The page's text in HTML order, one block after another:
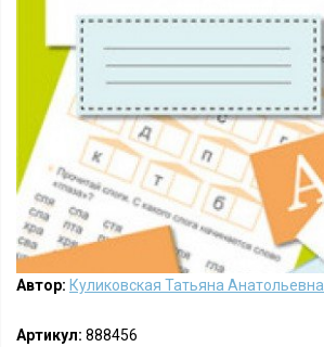
Автор: Куликовская Татьяна Анатольевна
Артикул: 888456